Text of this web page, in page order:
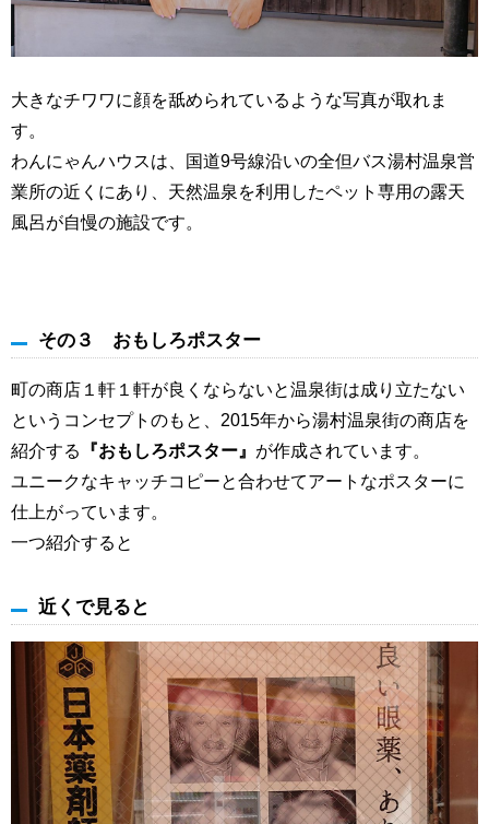
大きなチワワに顔を舐められているような写真が取れま
す。
わんにゃんハウスは、国道9号線沿いの全但バス湯村温泉営
業所の近くにあり、天然温泉を利用したペット専用の露天
風呂が自慢の施設です。
その３ おもしろポスター
町の商店１軒１軒が良くならないと温泉街は成り立たない
というコンセプトのもと、2015年から湯村温泉街の商店を
紹介する
『おもしろポスター』 が作成されています。
ユニークなキャッチコピーと合わせてアートなポスターに
仕上がっています。
一つ紹介すると
近くで見ると